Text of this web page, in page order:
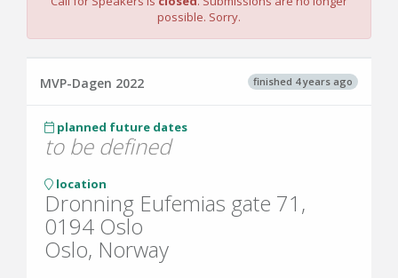
possible. Sorry.
finished 4 years ago
MVP-Dagen 2022
planned future dates
to be defined
location
Dronning Eufemias gate 71,
0194 Oslo
Oslo, Norway